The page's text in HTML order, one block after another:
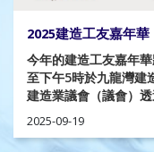
2025建造工友嘉年華
今年的建造工友嘉年
至下午5時於九龍灣建
建造業議會（議會）
2025-09-19